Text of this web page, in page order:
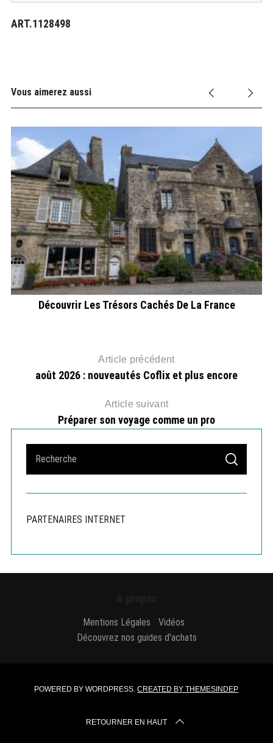
ART.1128498
Vous aimerez aussi
Découvrir Les Trésors Cachés De La France
Article précédent
août 2026 : nouveautés Coflix et plus encore
Article suivant
Préparer son voyage comme un pro
a
r
h
:
S
A
C
PARTENAIRES INTERNET
Mentions Légales Vidéos
Découvrez nos guides d'achats
POWERED BY WORDPRESS.CREATED BY THEMESINDEP
RETOURNER EN HAUT